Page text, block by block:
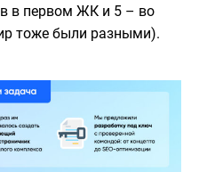
в первом ЖК и 5 – во
тоже были разными).